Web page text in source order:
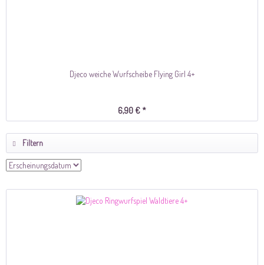
Djeco weiche Wurfscheibe Flying Girl 4+
6,90 € *
Filtern